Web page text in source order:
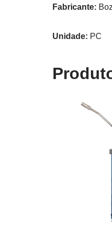
Fabricante:
Unidade: PC